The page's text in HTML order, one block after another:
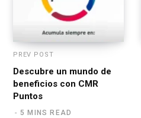
PREV POST
Descubre un mundo de
beneficios con CMR
Puntos
5 MINS READ